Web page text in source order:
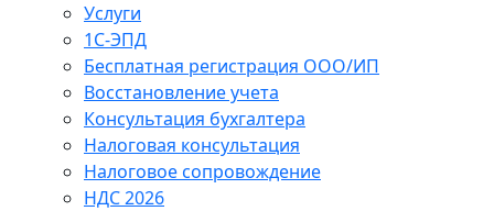
Услуги
1С-ЭПД
Бесплатная регистрация ООО/ИП
Восстановление учета
Консультация бухгалтера
Налоговая консультация
Налоговое сопровождение
НДС 2026